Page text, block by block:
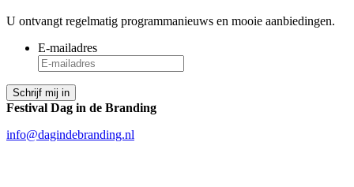
U ontvangt regelmatig programmanieuws en mooie aanbiedingen.
E-mailadres
Festival Dag in de Branding
info@dagindebranding.nl